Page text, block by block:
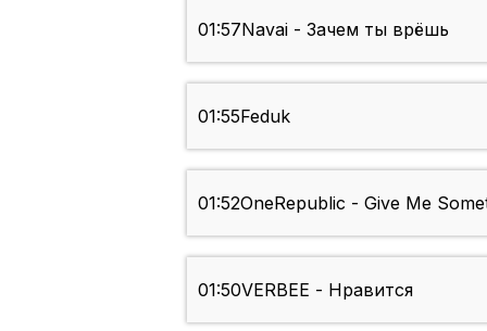
01:57Navai - Зачем ты врёшь
01:55Feduk
01:52OneRepublic - Give Me
01:50VERBEE - Нравится